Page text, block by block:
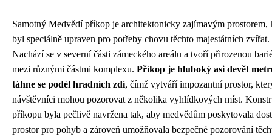
Samotný Medvědí příkop je architektonicky zajímavým prostorem,
byl speciálně upraven pro potřeby chovu těchto majestátních zvířat.
Nachází se v severní části zámeckého areálu a tvoří přirozenou
mezi různými částmi komplexu. Příkop je hluboký asi devět
táhne se podél hradních zdí, čímž vytváří impozantní prostor,
návštěvníci mohou pozorovat z několika vyhlídkových míst.
příkopu byla pečlivě navržena tak, aby medvědům poskytovala
prostor pro pohyb a zároveň umožňovala bezpečné pozorování